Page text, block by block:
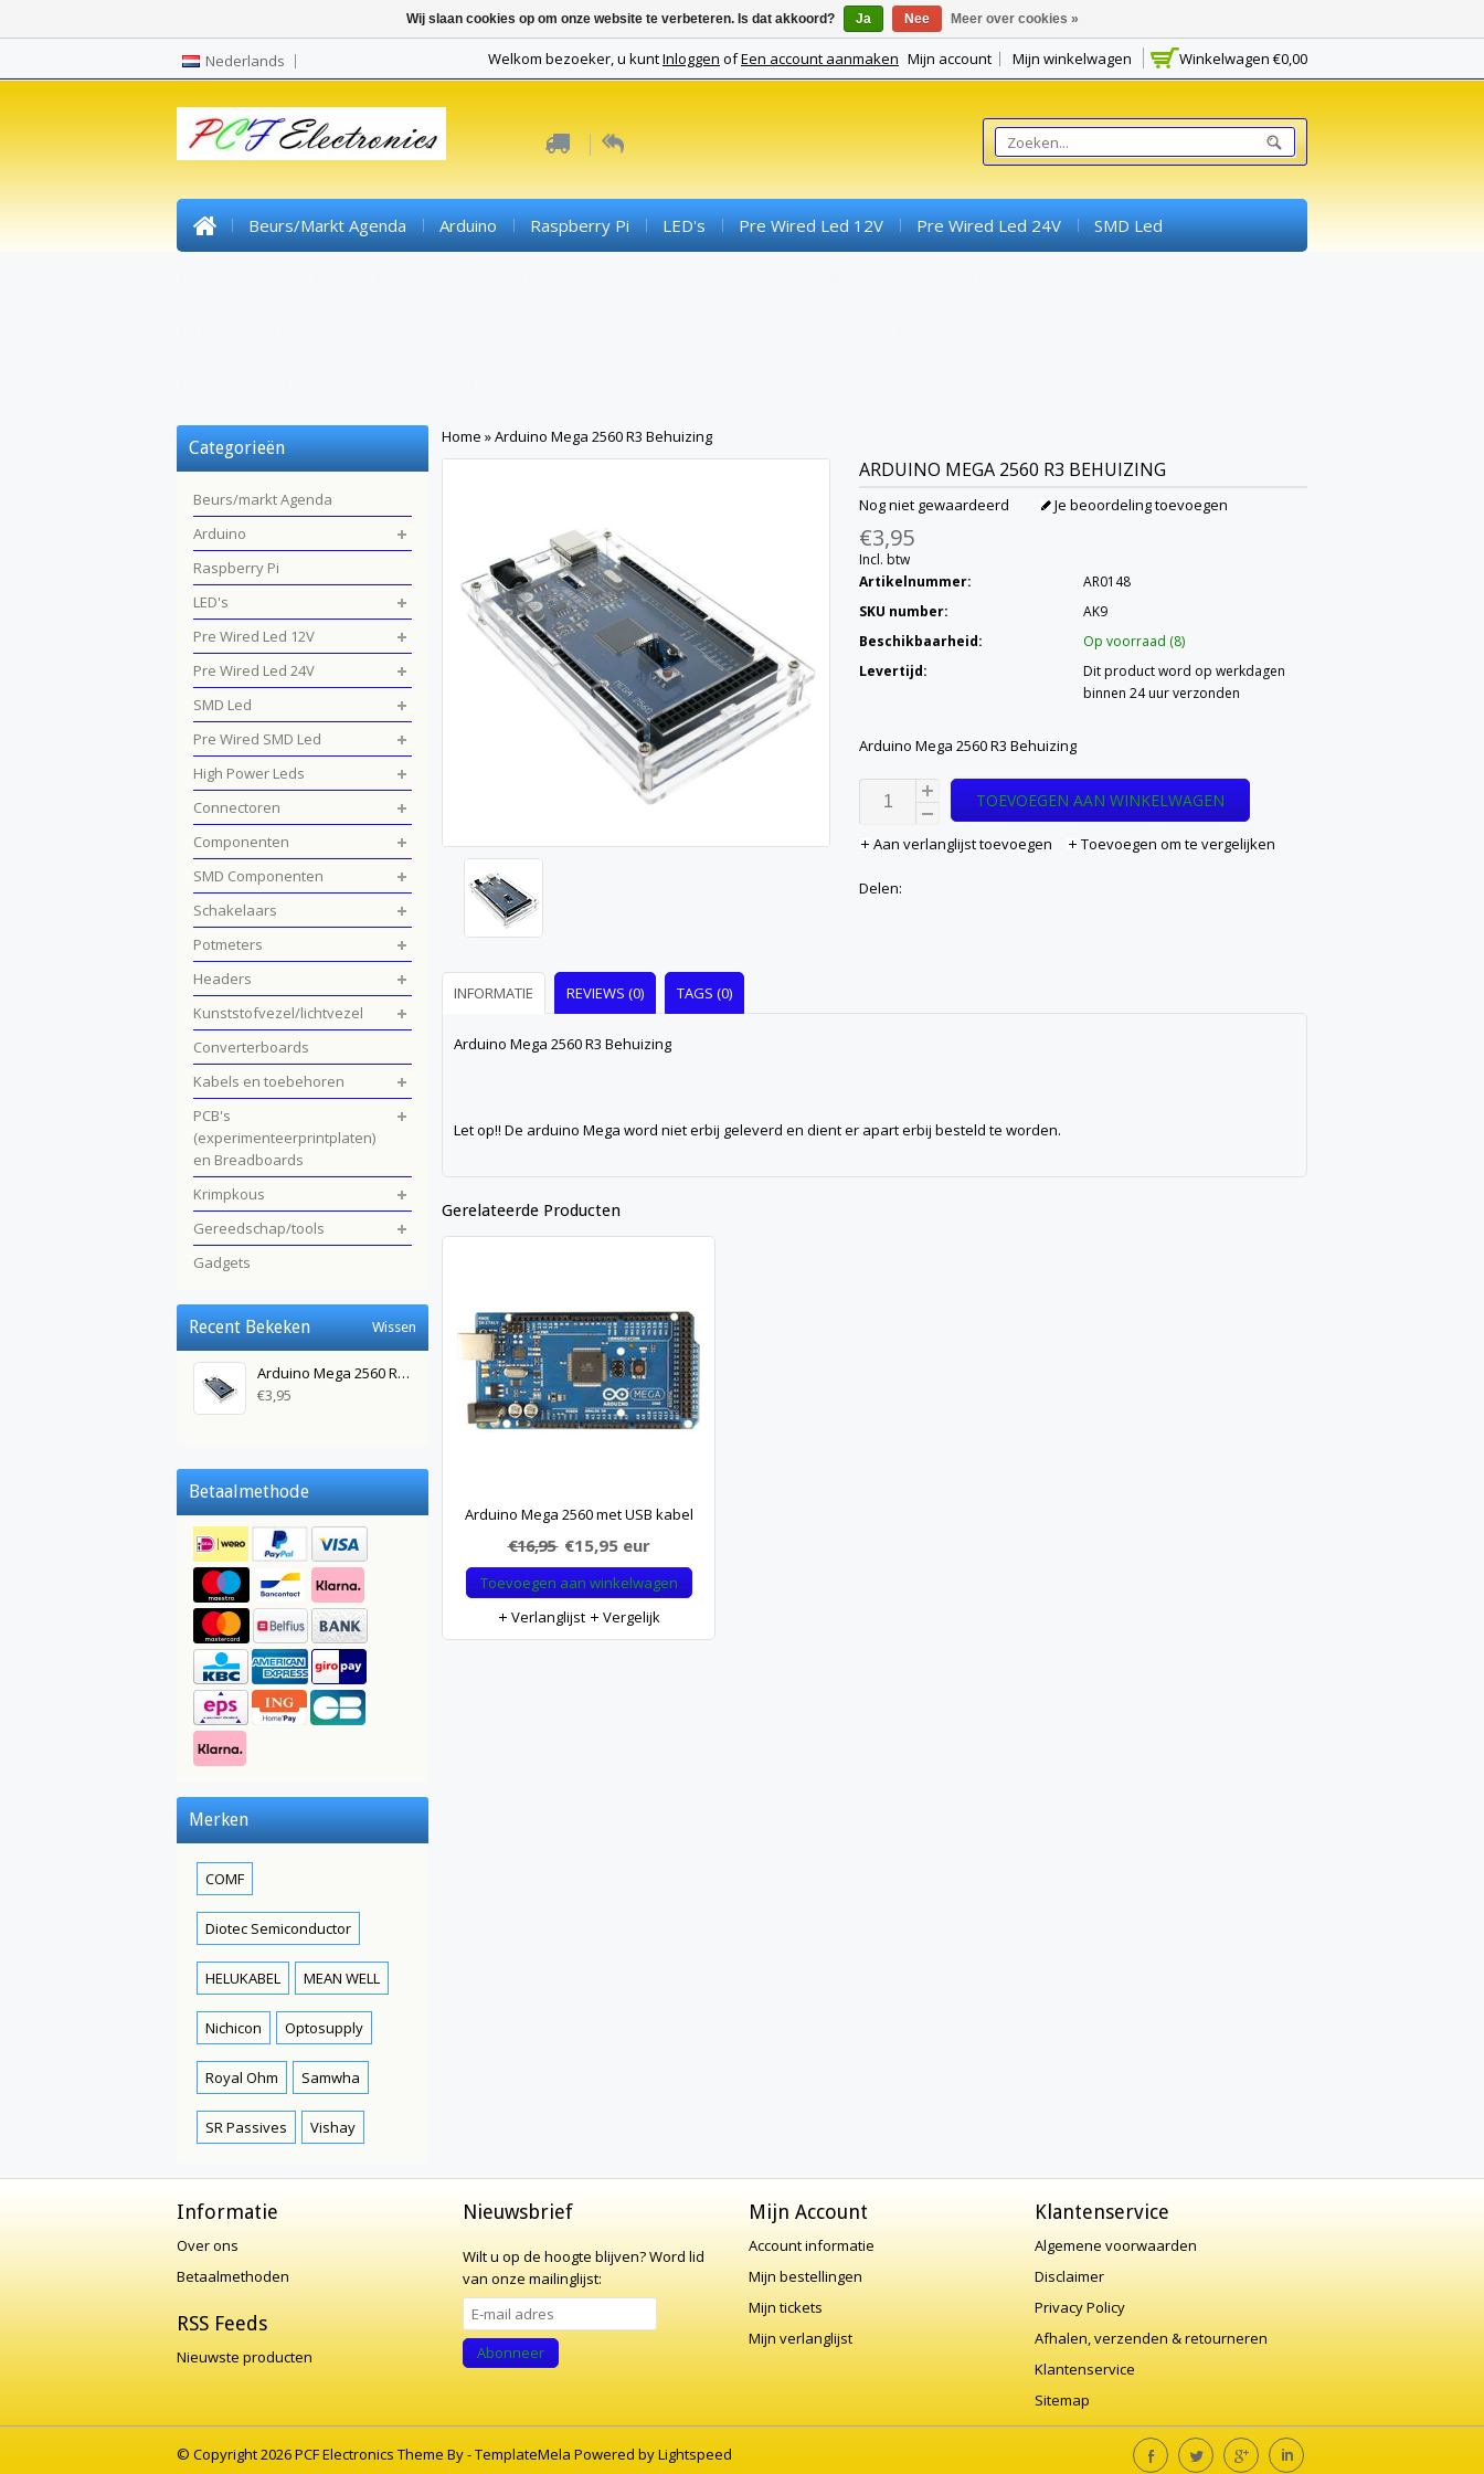
Nederlands Winkelwagen €0,00
Welkom bezoeker, u kuntInloggen ofEen account aanmaken Mijn account Mijn winkelwagen
Beurs/markt Agenda Arduino Raspberry Pi LED's Pre Wired Led 12V Pre Wired Led 24V SMD Led
Home »Arduino Mega 2560 R3 Behuizing
ARDUINO MEGA 2560 R3 BEHUIZING
Nog niet gewaardeerd Je beoordeling toevoegen
€3,95
Incl. btw
Artikelnummer:
AR0148
SKU number:
AK9
Beschikbaarheid:
Op voorraad (8)
Levertijd:
Dit product word op werkdagen
binnen 24 uur verzonden
Arduino Mega 2560 R3 Behuizing
TOEVOEGEN AAN WINKELWAGEN
Aan verlanglijst toevoegen Toevoegen om te vergelijken
Delen:
INFORMATIE REVIEWS (0) TAGS (0)
Arduino Mega 2560 R3 Behuizing
Let op!! De arduino Mega word niet erbij geleverd en dient er apart erbij besteld te worden.
Gerelateerde Producten
Arduino Mega 2560 met USB kabel
€16,95 €15,95 eur
Toevoegen aan winkelwagen
Verlanglijst
Vergelijk
Categorieën
Beurs/markt Agenda
Arduino
Raspberry Pi
LED's
Pre Wired Led 12V
Pre Wired Led 24V
SMD Led
Pre Wired SMD Led
High Power Leds
Connectoren
Componenten
SMD Componenten
Schakelaars
Potmeters
Headers
Kunststofvezel/lichtvezel
Converterboards
Kabels en toebehoren
PCB's
(experimenteerprintplaten)
en Breadboards
Krimpkous
Gereedschap/tools
Gadgets
Recent Bekeken Wissen
Arduino Mega 2560 R3 Behuizing
€3,95
Betaalmethode
Merken
COMF
Diotec Semiconductor
HELUKABEL MEAN WELL
Nichicon Optosupply
Royal Ohm Samwha
SR Passives Vishay
Informatie
Over ons
Betaalmethoden
RSS Feeds
Nieuwste producten
Nieuwsbrief
Wilt u op de hoogte blijven?Word lid
van onze mailinglijst:
Abonneer
Mijn Account
Account informatie
Mijn bestellingen
Mijn tickets
Mijn verlanglijst
Klantenservice
Algemene voorwaarden
Disclaimer
Privacy Policy
Afhalen, verzenden & retourneren
Klantenservice
Sitemap
© Copyright 2026 PCF Electronics Theme By -TemplateMela Powered byLightspeed
Wij slaan cookies op om onze website te verbeteren. Is dat akkoord? Ja Nee Meer over cookies »